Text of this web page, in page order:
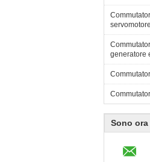
generatore
Sono